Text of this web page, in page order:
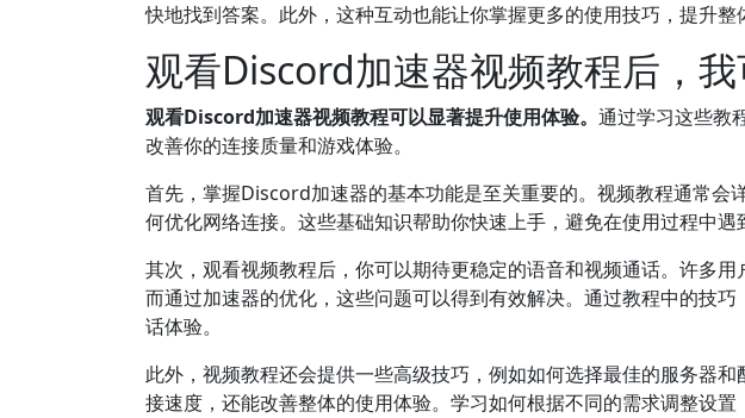
快地找到答案。此外，这种互动也能让你掌握更多的使用技巧，提升整
观看Discord加速器视频教程后，
观看Discord加速器视频教程可以显著提升使用体验。 通过学习这些教
改善你的连接质量和游戏体验。
首先，掌握Discord加速器的基本功能是至关重要的。视频教程通常会
何优化网络连接。这些基础知识帮助你快速上手，避免在使用过程中遇
其次，观看视频教程后，你可以期待更稳定的语音和视频通话。许多
而通过加速器的优化，这些问题可以得到有效解决。通过教程中的技
话体验。
此外，视频教程还会提供一些高级技巧，例如如何选择最佳的服务器
接速度，还能改善整体的使用体验。学习如何根据不同的需求调整设置